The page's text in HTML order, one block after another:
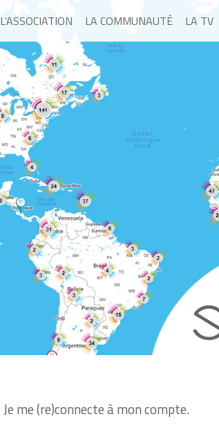
L’ASSOCIATION LA COMMUNAUTÉ LA TV
Je me (re)connecte à mon compte.